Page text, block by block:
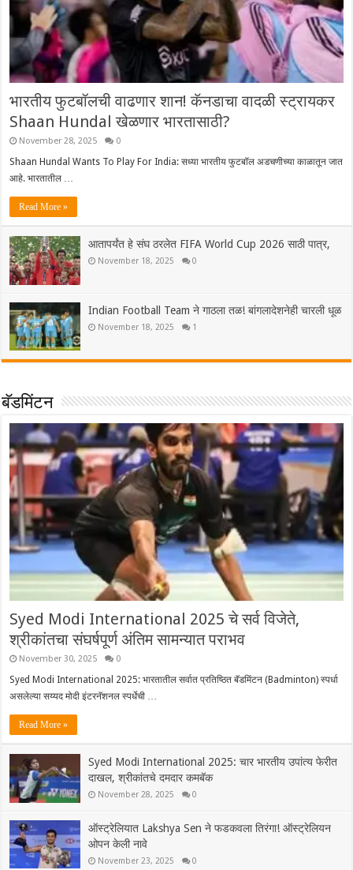
भारतीय फुटबॉलची वाढणार शान! कॅनडाचा वादळी स्ट्रायकर
Shaan Hundal खेळणार भारतासाठी?
November 28, 2025 0
Shaan Hundal Wants To Play For India: सध्या भारतीय फुटबॉल अडचणीच्या काळातून जात
आहे. भारतातील …
Read More »
आतापर्यंत हे संघ ठरलेत FIFA World Cup 2026 साठी पात्र,
November 18, 2025 0
Indian Football Team ने गाठला तळ! बांगलादेशनेही चारली धूळ
November 18, 2025 1
बॅडमिंटन
Syed Modi International 2025 चे सर्व विजेते,
श्रीकांतचा संघर्षपूर्ण अंतिम सामन्यात पराभव
November 30, 2025 0
Syed Modi International 2025: भारतातील सर्वात प्रतिष्ठित बॅडमिंटन (Badminton) स्पर्धा
असलेल्या सय्यद मोदी इंटरनॅशनल स्पर्धेची …
Read More »
Syed Modi International 2025: चार भारतीय उपांत्य फेरीत
दाखल, श्रीकांतचे दमदार कमबॅक
November 28, 2025 0
ऑस्ट्रेलियात Lakshya Sen ने फडकवला तिरंगा! ऑस्ट्रेलियन
ओपन केली नावे
November 23, 2025 0